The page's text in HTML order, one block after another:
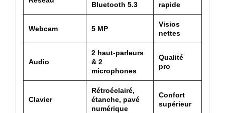
Bluetooth 5.3 rapide
Webcam 5 MP
Visios
nettes
Audio
2 haut-parleurs
& 2
microphones
Qualité
pro
Clavier
Rétroéclairé,
étanche, pavé
numérique
Confort
supérieur